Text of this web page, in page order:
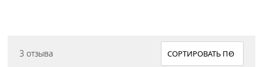
3 отзыва